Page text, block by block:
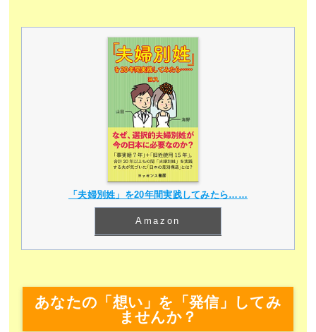
「夫婦別姓」を20年間実践してみたら……
Amazon
あなたの「想い」を「発信」してみ
ませんか？